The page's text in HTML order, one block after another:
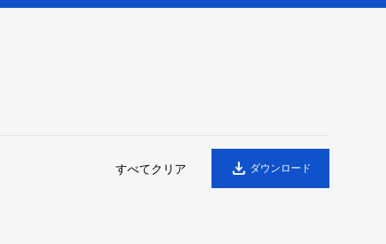
すべてクリア download ダウンロード